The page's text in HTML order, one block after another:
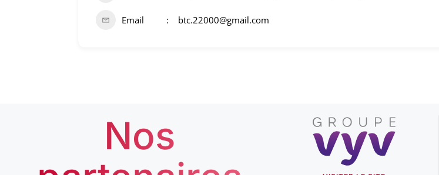
Email btc.22000@gmail.com
Nos